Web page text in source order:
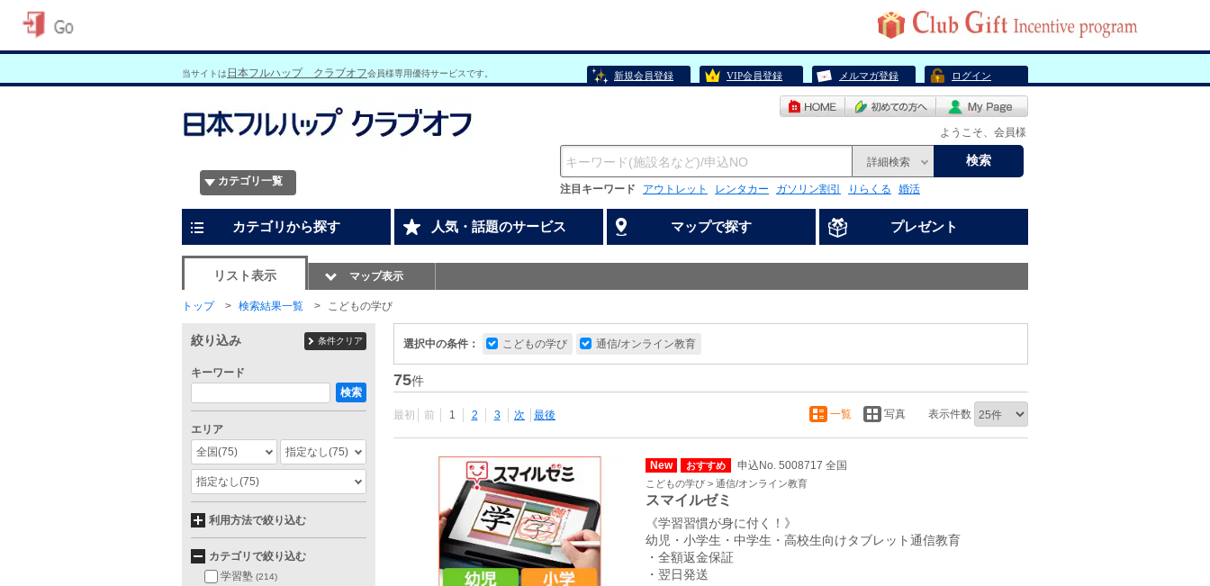
当サイトは 日本フルハップ クラブオフ会員様専用優待サービスです。 新規会員登録 VIP会員登録 メルマガ登録 ログイン
ようこそ、会員様
カテゴリ一覧
詳細検索 検索
注目キーワード アウトレット レンタカー ガソリン割引 りらくる 婚活
カテゴリから探す 人気・話題のサービス マップで探す プレゼント
リスト表示 マップ表示
トップ 検索結果一覧 こどもの学び
選択中の条件： こどもの学び 通信/オンライン教育
75件
最初 前 1 2 3 次 最後 一覧 写真 表示件数
New おすすめ 申込No. 5008717 全国
こどもの学び > 通信/オンライン教育
スマイルゼミ
《学習習慣が身に付く！》
幼児・小学生・中学生・高校生向けタブレット通信教育
・全額返金保証
・翌日発送
絞り込み 条件クリア
キーワード
検索
エリア
全国(75) 指定なし(75)
指定なし(75)
利用方法で絞り込む
カテゴリで絞り込む
学習塾 (214)